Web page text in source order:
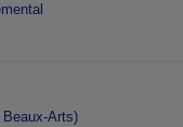
Arts)